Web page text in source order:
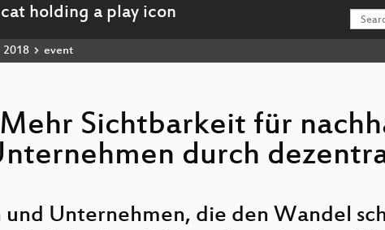
2018 event
Sichtbarkeit für
durch
Unternehmen, die den Wandel